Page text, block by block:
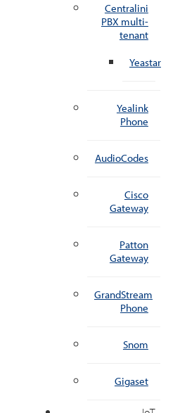
Centralini
PBX multi-
tenant
Yeastar
Yealink
Phone
AudioCodes
Cisco
Gateway
Patton
Gateway
GrandStream
Phone
Snom
Gigaset